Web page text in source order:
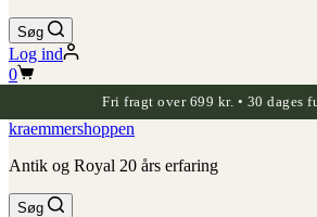
Søg
Log ind
Indkøbskurv
0
Fri fragt over 699 kr. • 30 dages
kraemmershoppen
Antik og Royal 20 års erfaring
Søg